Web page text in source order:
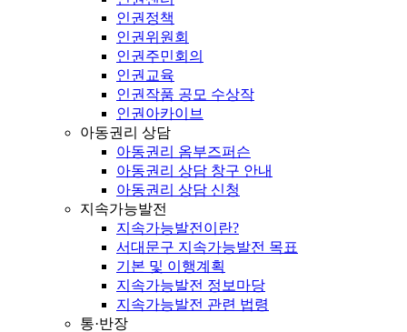
인권정책
인권위원회
인권주민회의
인권교육
인권작품 공모 수상작
인권아카이브
아동권리 상담
아동권리 옴부즈퍼슨
아동권리 상담 창구 안내
아동권리 상담 신청
지속가능발전
지속가능발전이란?
서대문구 지속가능발전 목표
기본 및 이행계획
지속가능발전 정보마당
지속가능발전 관련 법령
통·반장